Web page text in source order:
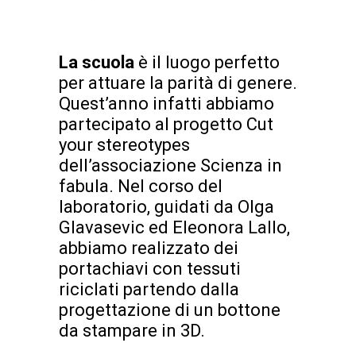
La scuola è il luogo perfetto
per attuare la parità di genere.
Quest’anno infatti abbiamo
partecipato al progetto Cut
your stereotypes
dell’associazione Scienza in
fabula. Nel corso del
laboratorio, guidati da Olga
Glavasevic ed Eleonora Lallo,
abbiamo realizzato dei
portachiavi con tessuti
riciclati partendo dalla
progettazione di un bottone
da stampare in 3D.